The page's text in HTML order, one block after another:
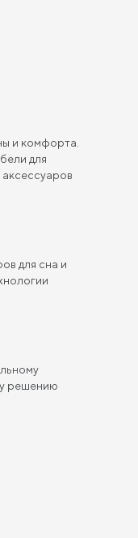
и комфорта.
для
для сна и
решению